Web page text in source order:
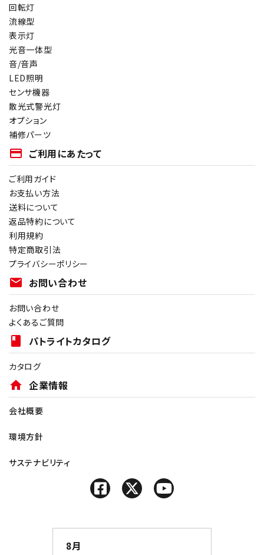
回転灯
流線型
表示灯
光音一体型
音/音声
LED照明
センサ機器
散光式警光灯
オプション
補修パーツ
payment ご利用にあたって
ご利用ガイド
お支払い方法
送料について
返品特約について
利用規約
特定商取引法
プライバシーポリシー
mail お問い合わせ
お問い合わせ
よくあるご質問
book パトライトカタログ
カタログ
home 企業情報
会社概要
環境方針
サステナビリティ
8月